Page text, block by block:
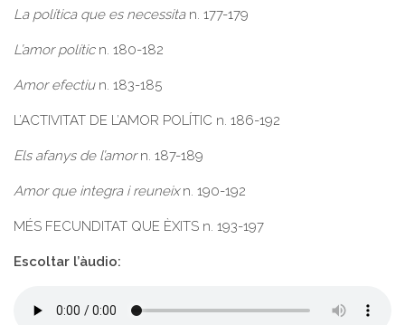
La política que es necessitan. 177-179
L’amor políticn. 180-182
Amor efectiun. 183-185
L’ACTIVITAT DE L’AMOR POLÍTIC n. 186-192
Els afanys de l’amorn. 187-189
Amor que integra i reuneixn. 190-192
MÉS FECUNDITAT QUE ÈXITS n. 193-197
Escoltar l’àudio: